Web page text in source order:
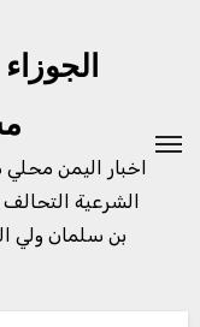
اخبار اليمن
الشرعية
بن سلمان ولي